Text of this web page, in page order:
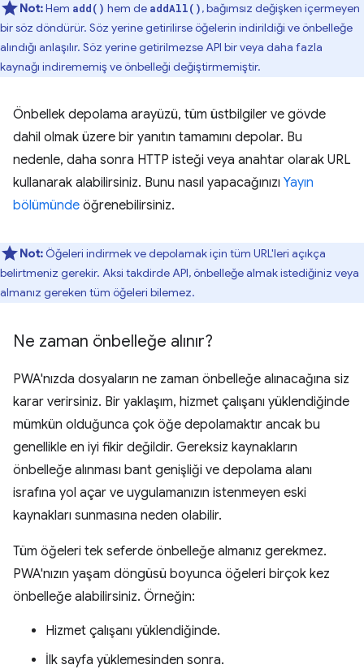
Not:Hem add() hem de addAll(), bağımsız değişken içermeyen
bir söz döndürür. Söz yerine getirilirse öğelerin indirildiği ve önbelleğe
alındığı anlaşılır. Söz yerine getirilmezse API bir veya daha fazla
kaynağı indirememiş ve önbelleği değiştirmemiştir.
Önbellek depolama arayüzü, tüm üstbilgiler ve gövde
dahil olmak üzere bir yanıtın tamamını depolar. Bu
nedenle, daha sonra HTTP isteği veya anahtar olarak URL
kullanarak alabilirsiniz. Bunu nasıl yapacağınızı Yayın
bölümünde öğrenebilirsiniz.
Not: Öğeleri indirmek ve depolamak için tüm URL'leri açıkça
belirtmeniz gerekir. Aksi takdirde API, önbelleğe almak istediğiniz veya
almanız gereken tüm öğeleri bilemez.
Ne zaman önbelleğe alınır?
PWA'nızda dosyaların ne zaman önbelleğe alınacağına siz
karar verirsiniz. Bir yaklaşım, hizmet çalışanı yüklendiğinde
mümkün olduğunca çok öğe depolamaktır ancak bu
genellikle en iyi fikir değildir. Gereksiz kaynakların
önbelleğe alınması bant genişliği ve depolama alanı
israfına yol açar ve uygulamanızın istenmeyen eski
kaynakları sunmasına neden olabilir.
Tüm öğeleri tek seferde önbelleğe almanız gerekmez.
PWA'nızın yaşam döngüsü boyunca öğeleri birçok kez
önbelleğe alabilirsiniz. Örneğin:
Hizmet çalışanı yüklendiğinde.
İlk sayfa yüklemesinden sonra.